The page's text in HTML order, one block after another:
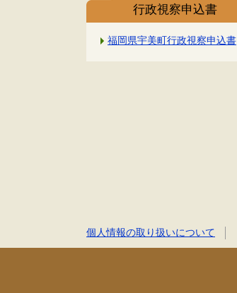
行政視察申込書
福岡県宇美町行政視察申込書
個人情報の取り扱いについて